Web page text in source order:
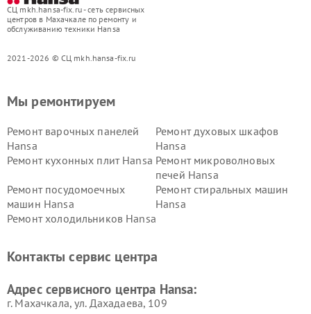
СЦ mkh.hansa-fix.ru - сеть сервисных
центров в Махачкале по ремонту и
обслуживанию техники Hansa
2021-2026 © СЦ mkh.hansa-fix.ru
Мы ремонтируем
Ремонт варочных панелей
Hansa
Ремонт духовых шкафов
Hansa
Ремонт кухонных плит Hansa Ремонт микроволновых
печей Hansa
Ремонт посудомоечных
машин Hansa
Ремонт стиральных машин
Hansa
Ремонт холодильников Hansa
Контакты сервис центра
Адрес сервисного центра Hansa:
г. Махачкала, ул. Дахадаева, 109